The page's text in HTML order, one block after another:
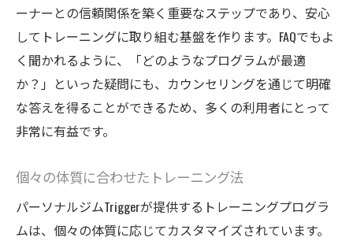
ーナーとの信頼関係を築く重要なステップであり、安心
してトレーニングに取り組む基盤を作ります。FAQでもよ
く聞かれるように、「どのようなプログラムが最適
か？」といった疑問にも、カウンセリングを通じて明確
な答えを得ることができるため、多くの利用者にとって
非常に有益です。
個々の体質に合わせたトレーニング法
パーソナルジムTriggerが提供するトレーニングプログラ
ムは、個々の体質に応じてカスタマイズされています。